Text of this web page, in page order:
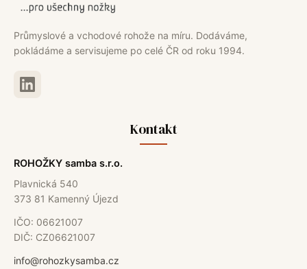
Průmyslové a vchodové rohože na míru. Dodáváme,
pokládáme a servisujeme po celé ČR od roku 1994.
Kontakt
ROHOŽKY samba s.r.o.
Plavnická 540
373 81 Kamenný Újezd
IČO: 06621007
DIČ: CZ06621007
info@rohozkysamba.cz